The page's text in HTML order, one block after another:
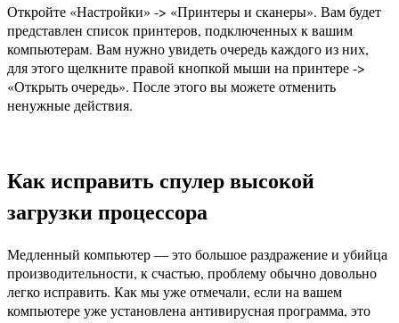
Откройте «Настройки» -> «Принтеры и сканеры». Вам будет
представлен список принтеров, подключенных к вашим
компьютерам. Вам нужно увидеть очередь каждого из них,
для этого щелкните правой кнопкой мыши на принтере ->
«Открыть очередь». После этого вы можете отменить
ненужные действия.
Как исправить спулер высокой
загрузки процессора
Медленный компьютер — это большое раздражение и убийца
производительности, к счастью, проблему обычно довольно
легко исправить. Как мы уже отмечали, если на вашем
компьютере уже установлена ​​антивирусная программа, это